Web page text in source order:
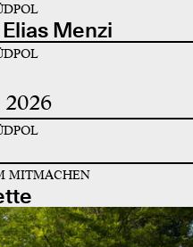
Menzi
MITMACHEN